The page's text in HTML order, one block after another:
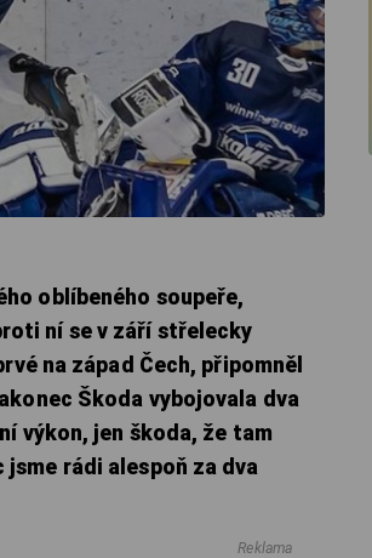
oblíbeného soupeře,
ní se v září střelecky
na západ Čech, připomněl
Škoda vybojovala dva
výkon, jen škoda, že tam
rádi alespoň za dva
Reklama